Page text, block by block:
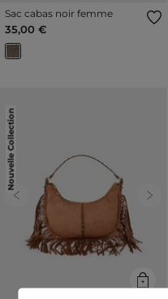
Sac cabas noir femme
35,00 €
Nouvelle Collection
Previous Next